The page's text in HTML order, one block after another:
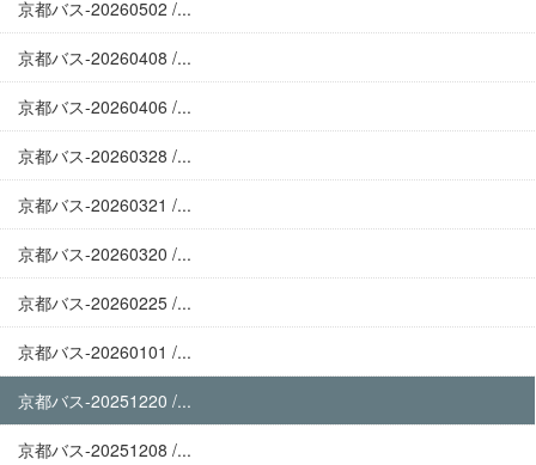
京都バス-20260502 /...
京都バス-20260408 /...
京都バス-20260406 /...
京都バス-20260328 /...
京都バス-20260321 /...
京都バス-20260320 /...
京都バス-20260225 /...
京都バス-20260101 /...
京都バス-20251220 /...
京都バス-20251208 /...